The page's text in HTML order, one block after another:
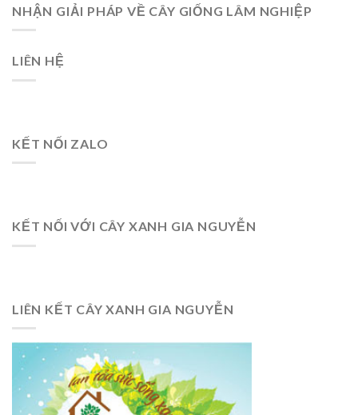
NHẬN GIẢI PHÁP VỀ CÂY GIỐNG LÂM NGHIỆP
LIÊN HỆ
KẾT NỐI ZALO
KẾT NỐI VỚI CÂY XANH GIA NGUYỄN
LIÊN KẾT CÂY XANH GIA NGUYỄN